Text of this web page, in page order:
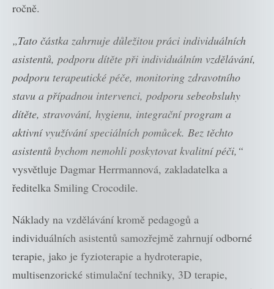
ročně.
„Tato částka zahrnuje důležitou práci individuálních
asistentů, podporu dítěte při individuálním vzdělávání,
podporu terapeutické péče, monitoring zdravotního
stavu a případnou intervenci, podporu sebeobsluhy
dítěte, stravování, hygienu, integrační program a
aktivní využívání speciálních pomůcek. Bez těchto
asistentů bychom nemohli poskytovat kvalitní péči,“
vysvětluje Dagmar Herrmannová, zakladatelka a
ředitelka Smiling Crocodile.
Náklady na vzdělávání kromě pedagogů a
individuálních asistentů samozřejmě zahrnují odborné
terapie, jako je fyzioterapie a hydroterapie,
multisenzorické stimulační techniky, 3D terapie,